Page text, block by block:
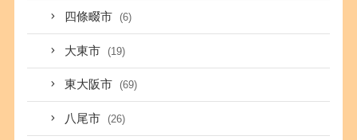
四條畷市 (6)
大東市 (19)
東大阪市 (69)
八尾市 (26)